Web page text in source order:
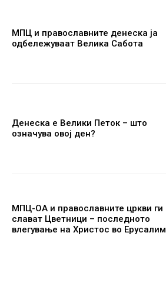
МПЦ и православните денеска ја
одбележуваат Велика Сабота
Денеска е Велики Петок – што
означува овој ден?
МПЦ-ОА и православните цркви ги
слават Цветници – последното
влегување на Христос во Ерусалим